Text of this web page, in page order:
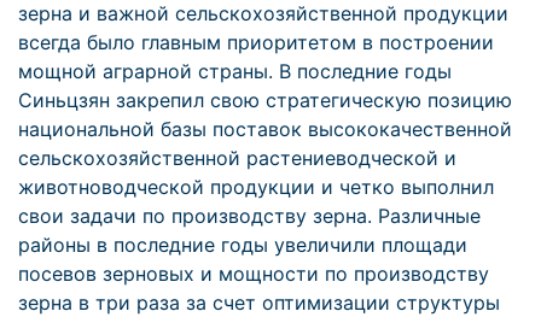
зерна и важной сельскохозяйственной продукции
всегда было главным приоритетом в построении
мощной аграрной страны. В последние годы
Синьцзян закрепил свою стратегическую позицию
национальной базы поставок высококачественной
сельскохозяйственной растениеводческой и
животноводческой продукции и четко выполнил
свои задачи по производству зерна. Различные
районы в последние годы увеличили площади
посевов зерновых и мощности по производству
зерна в три раза за счет оптимизации структуры